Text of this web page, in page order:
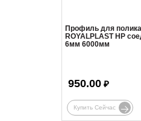
Профиль для
ROYALPLAST HP
6мм 6000мм
950.00 ₽
Купить Сейчас